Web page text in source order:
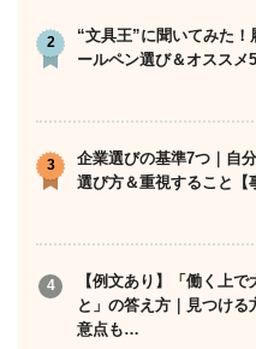
“文具王”に聞いてみた
ールペン選び＆オススメ
企業選びの基準7つ｜自
選び方＆重視すること【
【例文あり】「働く上で
と」の答え方｜見つける
意点も…